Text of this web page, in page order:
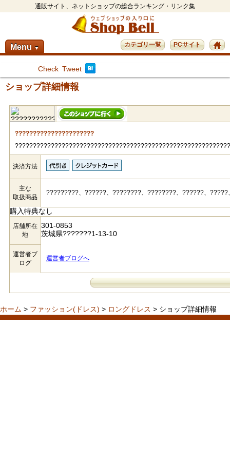
通販サイト、ネットショップの総合ランキング・リンク集
Menu ▼ PCサイト
カテゴリ一覧
Check Tweet
ショップ詳細情報
??????????????????????
決済方法
主な
取扱商品
?????????、??????、????????、????????、??????、
購入特典なし
店舗所在
地
301-0853
茨城県???????1-13-10
運営者ブ
ログ
運営者ブログへ
ホーム > ファッション(ドレス) > ロングドレス > ショップ詳細情報